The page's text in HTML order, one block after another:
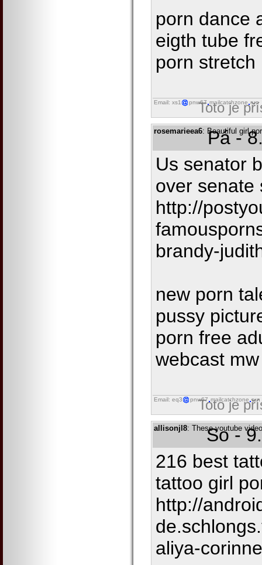
porn dance
eigth tube
porn
Email: xs1 pnw67 mailcatchzone run
Toto je
rosemarieea6: Beautiful girl
Pá -
Us senator
over senate
http://
brandy-
new porn
pussy
porn free
webcast
Email: eq3 pnw67 mailcatchzone run
Toto je
allisonjl8: These youtube
So -
216 best
tattoo girl
http://
aliya-corinne